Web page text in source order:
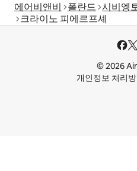
에어비앤비 폴란드 시비엥
크라이노 피에르프셰
© 2026
개인정보 처리